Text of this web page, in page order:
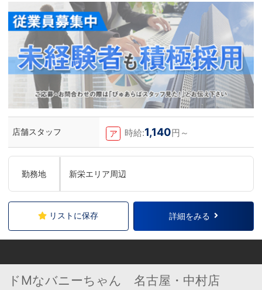
店舗スタッフ ア 時給:1,140円～
勤務地 新栄エリア周辺
リストに保存 詳細をみる
ドMなバニーちゃん 名古屋・中村店